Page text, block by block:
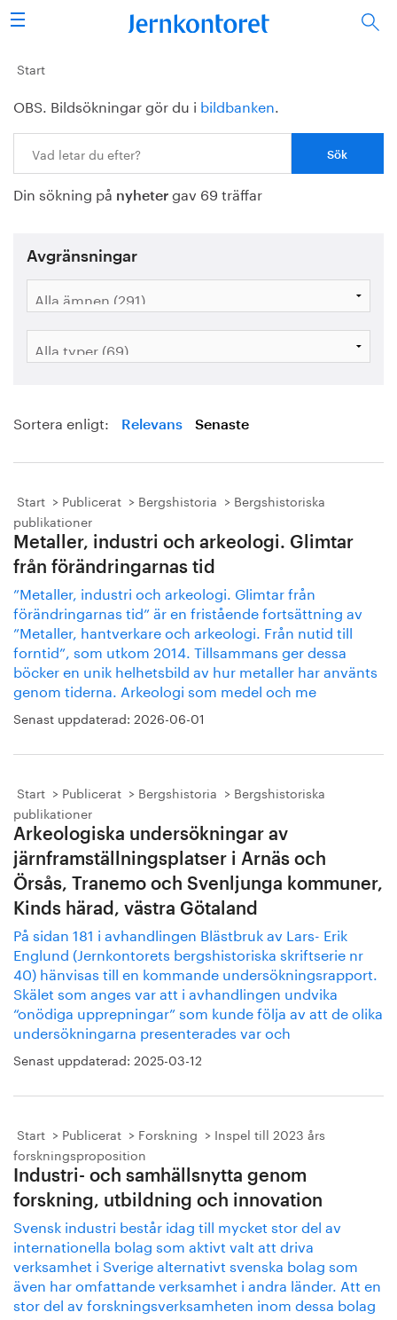
Sök
Stålindustrin
Vision 2050
Forskning/utbildning
Energi/miljö
Vi tycker
Bildbank
Start
OBS. Bildsökningar gör du i bildbanken.
Din sökning på nyheter gav 69 träffar
Avgränsningar
Sortera enligt: Relevans Senaste
Start Publicerat Bergshistoria
Bergshistoriska
publikationer
Metaller, industri och arkeologi. Glimtar
från förändringarnas tid
”Metaller, industri och arkeologi. Glimtar från
förändringarnas tid” är en fristående fortsättning av
”Metaller, hantverkare och arkeologi. Från nutid till
forntid”, som utkom 2014. Tillsammans ger dessa
böcker en unik helhetsbild av hur metaller har använts
genom tiderna. Arkeologi som medel och me
Senast uppdaterad: 2026-06-01
Start Publicerat Bergshistoria
Bergshistoriska
publikationer
Arkeologiska undersökningar av
järnframställningsplatser i Arnäs och
Örsås, Tranemo och Svenljunga kommuner,
Kinds härad, västra Götaland
På sidan 181 i avhandlingen Blästbruk av Lars- Erik
Englund (Jernkontorets bergshistoriska skriftserie nr
40) hänvisas till en kommande undersökningsrapport.
Skälet som anges var att i avhandlingen undvika
“onödiga upprepningar” som kunde följa av att de olika
undersökningarna presenterades var och
Senast uppdaterad: 2025-03-12
Start Publicerat Forskning
Inspel till 2023 års
forskningsproposition
Industri- och samhällsnytta genom
forskning, utbildning och innovation
Svensk industri består idag till mycket stor del av
internationella bolag som aktivt valt att driva
verksamhet i Sverige alternativt svenska bolag som
även har omfattande verksamhet i andra länder. Att en
stor del av forskningsverksamheten inom dessa bolag